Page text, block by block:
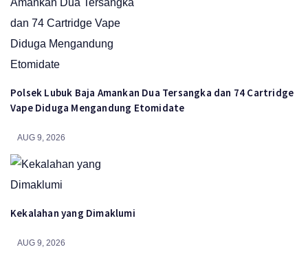
Polsek Lubuk Baja Amankan Dua Tersangka dan 74 Cartridge
Vape Diduga Mengandung Etomidate
AUG 9, 2026
Kekalahan yang Dimaklumi
AUG 9, 2026